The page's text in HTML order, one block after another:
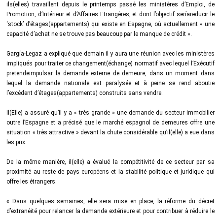
ils(elles) travaillent depuis le printemps passé les ministères d’Emploi, de
Promotion, d’Intérieur et d’Affaires Etrangères, et dont l’objectif seríareducir le
‘stock’ d’étages(appartements) qui existe en Espagne, où actuellement « une
capacité d’achat ne se trouve pas beaucoup par le manque de crédit ».
Gargía-Legaz a expliqué que demain il y aura une réunion avec les ministères
impliqués pour traiter ce changement(échange) normatif avec lequel l’Exécutif
pretendeimpulsar la demande externe de demeure, dans un moment dans
lequel la demande nationale est paralysée et à peine se rend aboutie
l’excédent d’étages(appartements) construits sans vendre.
Il(Elle) a assuré qu’il y a « très grande » une demande du secteur immobilier
outre l’Espagne et a précisé que le marché espagnol de demeures offre une
situation « très attractive » devant la chute considérable qu’il(elle) a eue dans
les prix.
De la même manière, il(elle) a évalué la compétitivité de ce secteur par sa
proximité au reste de pays européens et la stabilité politique et juridique qui
offre les étrangers.
« Dans quelques semaines, elle sera mise en place, la réforme du décret
d’extranéité pour relancer la demande extérieure et pour contribuer à réduire le